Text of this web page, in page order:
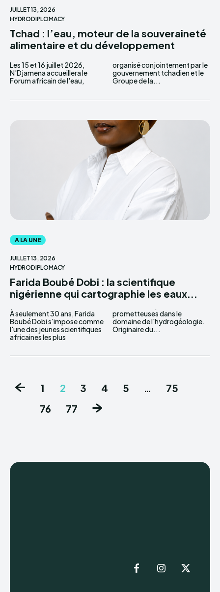
JUILLET 13, 2026
HYDRODIPLOMACY
Tchad : l’eau, moteur de la souveraineté
alimentaire et du développement
Les 15 et 16 juillet 2026,
N'Djamena accueillera le
Forum africain de l'eau,
organisé conjointement par le
gouvernement tchadien et le
Groupe de la...
A LA UNE
JUILLET 13, 2026
HYDRODIPLOMACY
Farida Boubé Dobi : la scientifique
nigérienne qui cartographie les eaux...
À seulement 30 ans, Farida
Boubé Dobi s'impose comme
l'une des jeunes scientifiques
africaines les plus
prometteuses dans le
domaine de l'hydrogéologie.
Originaire du...
1 2 3 4 5 …
75
76
77